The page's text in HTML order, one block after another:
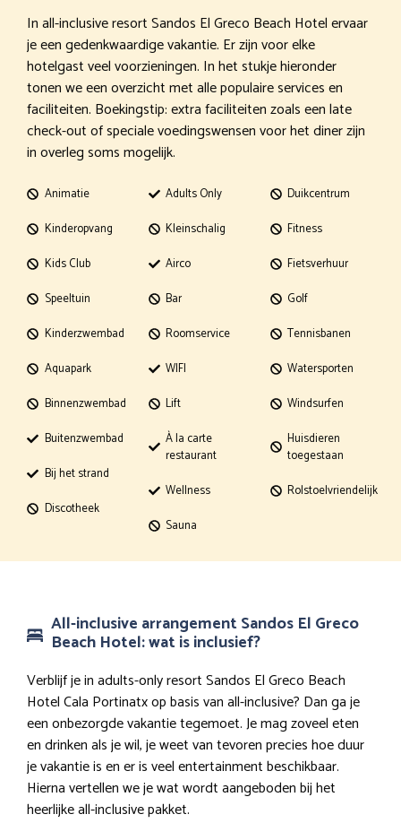
In all-inclusive resort Sandos El Greco Beach Hotel ervaar
je een gedenkwaardige vakantie. Er zijn voor elke
hotelgast veel voorzieningen. In het stukje hieronder
tonen we een overzicht met alle populaire services en
faciliteiten. Boekingstip: extra faciliteiten zoals een late
check-out of speciale voedingswensen voor het diner zijn
in overleg soms mogelijk.
Animatie
Kinderopvang
Kids Club
Speeltuin
Kinderzwembad
Aquapark
Binnenzwembad
Buitenzwembad
Bij het strand
Discotheek
Adults Only
Kleinschalig
Airco
Bar
Roomservice
WIFI
Lift
À la carte
restaurant
Wellness
Sauna
Duikcentrum
Fitness
Fietsverhuur
Golf
Tennisbanen
Watersporten
Windsurfen
Huisdieren
toegestaan
Rolstoelvriendelijk
All-inclusive arrangement Sandos El Greco
Beach Hotel: wat is inclusief?
Verblijf je in adults-only resort Sandos El Greco Beach
Hotel Cala Portinatx op basis van all-inclusive? Dan ga je
een onbezorgde vakantie tegemoet. Je mag zoveel eten
en drinken als je wil, je weet van tevoren precies hoe duur
je vakantie is en er is veel entertainment beschikbaar.
Hierna vertellen we je wat wordt aangeboden bij het
heerlijke all-inclusive pakket.